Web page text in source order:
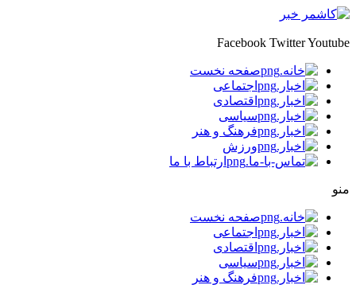
Facebook TwitterYoutube
صفحه نخست
اجتماعی
اقتصادی
سیاسی
فرهنگ و هنر
ورزش
ارتباط با ما
منو
صفحه نخست
اجتماعی
اقتصادی
سیاسی
فرهنگ و هنر